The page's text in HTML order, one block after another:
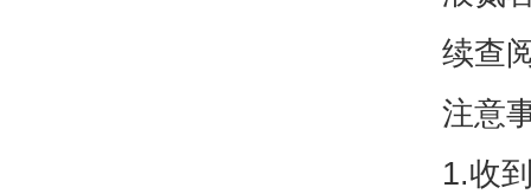
续查
注意
1.收